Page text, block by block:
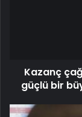
Kazanç
güçlü bir